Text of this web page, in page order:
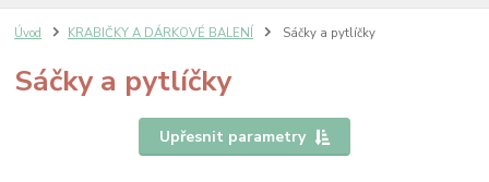
Úvod KRABIČKY A DÁRKOVÉ BALENÍ Sáčky a pytlíčky
Sáčky a pytlíčky
Upřesnit parametry